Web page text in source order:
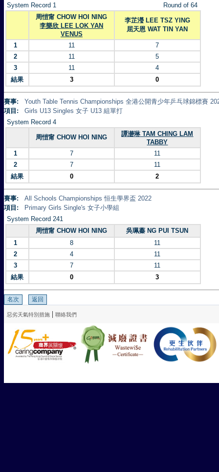
System Record 1
Round of 64
周愷甯 CHOW HOI NING
李樂欣 LEE LOK YAN
VENUS
李芷瀅 LEE TSZ YING
屈天恩 WAT TIN YAN
1 11
7
2
11
5
3
11
4
結果
3 0
賽事:
Youth Table Tennis Championships 全港公開青少年乒乓球錦標賽
項目:
Girls U13 Singles 女子 U13 組單打
System Record 4
周愷甯 CHOW HOI NING
譚瀞琳 TAM CHING LAM
TABBY
1
7
11
2
7
11
結果
0 2
賽事:
All Schools Championships 恒生學界盃 2022
項目:
Primary Girls Single's 女子小學組
System Record 241
周愷甯 CHOW HOI NING
吳珮蓁 NG PUI TSUN
1
8
11
2
4
11
3
7
11
結果
0 3